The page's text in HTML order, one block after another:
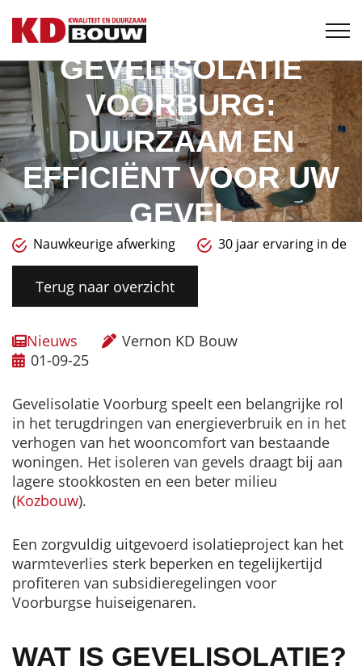
GEVELISOLATIE
VOORBURG:
DUURZAAM EN
EFFICIËNT VOOR UW
GEVEL
Nauwkeurige afwerking 30 jaar ervaring in de
Terug naar overzicht
Nieuws
Vernon KD Bouw
01-09-25
Gevelisolatie Voorburg speelt een belangrijke rol
in het terugdringen van energieverbruik en in het
verhogen van het wooncomfort van bestaande
woningen. Het isoleren van gevels draagt bij aan
lagere stookkosten en een beter milieu
(Kozbouw).
Een zorgvuldig uitgevoerd isolatieproject kan het
warmteverlies sterk beperken en tegelijkertijd
profiteren van subsidieregelingen voor
Voorburgse huiseigenaren.
WAT IS GEVELISOLATIE?